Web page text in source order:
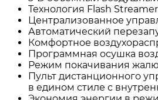
Технология Flash Streamer
Централизованное
Автоматический
Комфортное
Программная осушка
Режим покачивания
Пульт дистанционного
в едином стиле с